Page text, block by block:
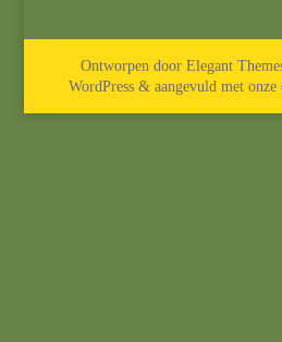
Ontworpen door Elegant
WordPress & aangevuld met